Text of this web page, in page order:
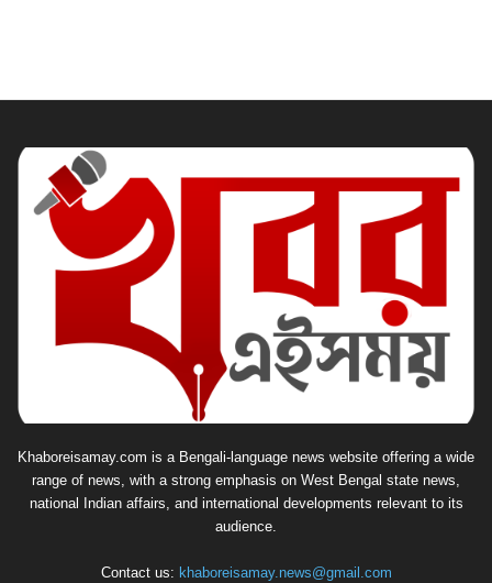
Khaboreisamay.com is a Bengali-language news website offering a wide
range of news, with a strong emphasis on West Bengal state news,
national Indian affairs, and international developments relevant to its
audience.
Contact us: khaboreisamay.news@gmail.com